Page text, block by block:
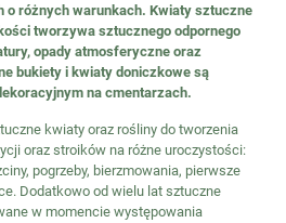
różnych warunkach. Kwiaty sztuczne
tworzywa sztucznego odpornego
opady atmosferyczne oraz
bukiety i kwiaty doniczkowe są
na cmentarzach.
kwiaty oraz rośliny do tworzenia
oraz stroików na różne uroczystości:
pogrzeby, bierzmowania, pierwsze
Dodatkowo od wielu lat sztuczne
w momencie występowania